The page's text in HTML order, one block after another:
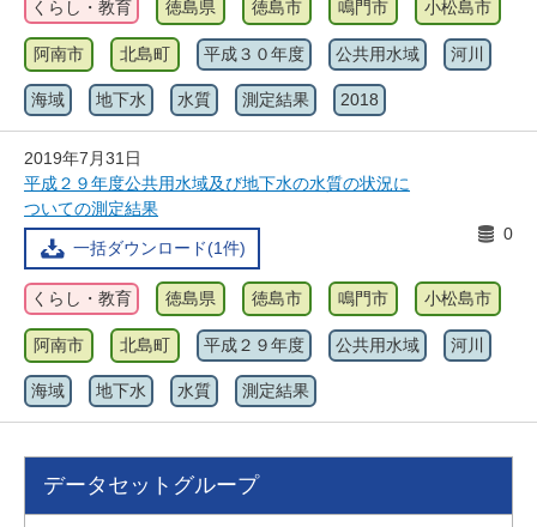
くらし・教育 徳島県 徳島市 鳴門市 小松島市
阿南市 北島町 平成３０年度 公共用水域 河川
海域 地下水 水質 測定結果 2018
2019年7月31日
平成２９年度公共用水域及び地下水の水質の状況に
ついての測定結果
一括ダウンロード(1件)
0
くらし・教育 徳島県 徳島市 鳴門市 小松島市
阿南市 北島町 平成２９年度 公共用水域 河川
海域 地下水 水質 測定結果
データセットグループ